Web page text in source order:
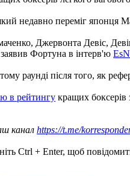
недавно переміг японця
Джервонта Девіс,
Фортуна в інтерв'ю
раунді після того, як
в рейтингу кращих боксерів
канал https://t.me/
Ctrl + Enter, щоб